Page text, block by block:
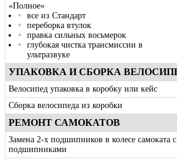
«Полное»
все из Стандарт
переборка втулок
правка сильных восьмерок
глубокая чистка трансмиссии в
ультразвуке
УПАКОВКА И СБОРКА
Велосипед упаковка в коробку или кейс
Сборка велосипеда из коробки
РЕМОНТ САМОКАТОВ
Замена 2-х подшипников в колесе самоката с
подшипниками